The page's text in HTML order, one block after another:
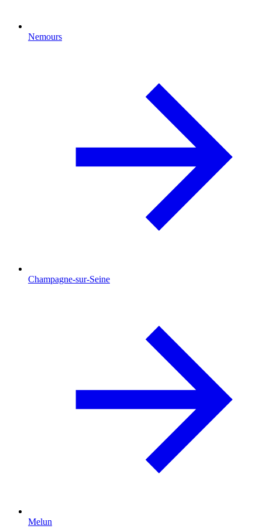
Nemours
Champagne-sur-Seine
Melun